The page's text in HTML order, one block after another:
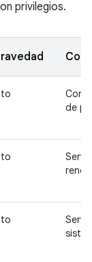
privilegios.
de